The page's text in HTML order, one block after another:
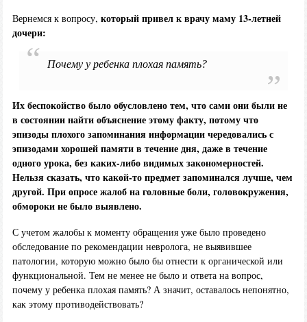
Вернемся к вопросу, который привел к врачу маму 13-летней
дочери:
Почему у ребенка плохая память?
Их беспокойство было обусловлено тем, что сами они были не
в состоянии найти объяснение этому факту, потому что
эпизоды плохого запоминания информации чередовались с
эпизодами хорошей памяти в течение дня, даже в течение
одного урока, без каких-либо видимых закономерностей.
Нельзя сказать, что какой-то предмет запоминался лучше, чем
другой. При опросе жалоб на головные боли, головокружения,
обмороки не было выявлено.
С учетом жалобы к моменту обращения уже было проведено
обследование по рекомендации невролога, не выявившее
патологии, которую можно было бы отнести к органической или
функциональной. Тем не менее не было и ответа на вопрос,
почему у ребенка плохая память? А значит, оставалось непонятно,
как этому противодействовать?